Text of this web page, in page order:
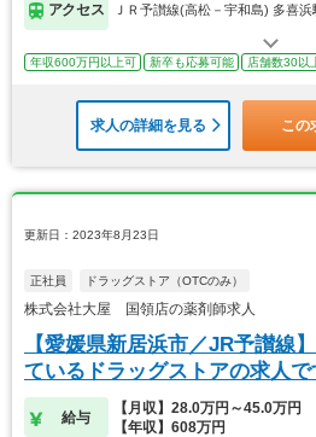
アクセス ＪＲ予讃線(高松－宇和島) 多喜浜
年収600万円以上可 新卒も応募可能 店舗数30以
求人の詳細を見る この
更新日：2023年8月23日
正社員 ドラッグストア（OTCのみ）
株式会社大屋 国領店の薬剤師求人
【愛媛県新居浜市／JR予讃線
ているドラッグストアの求人で
給与
【月収】28.0万円～45.0万円
【年収】608万円